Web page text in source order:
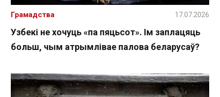
Узбекі не хочуць «па пяцьсот». Ім заплацяць
больш, чым атрымлівае палова беларусаў?
Грамадства 17.07.2026